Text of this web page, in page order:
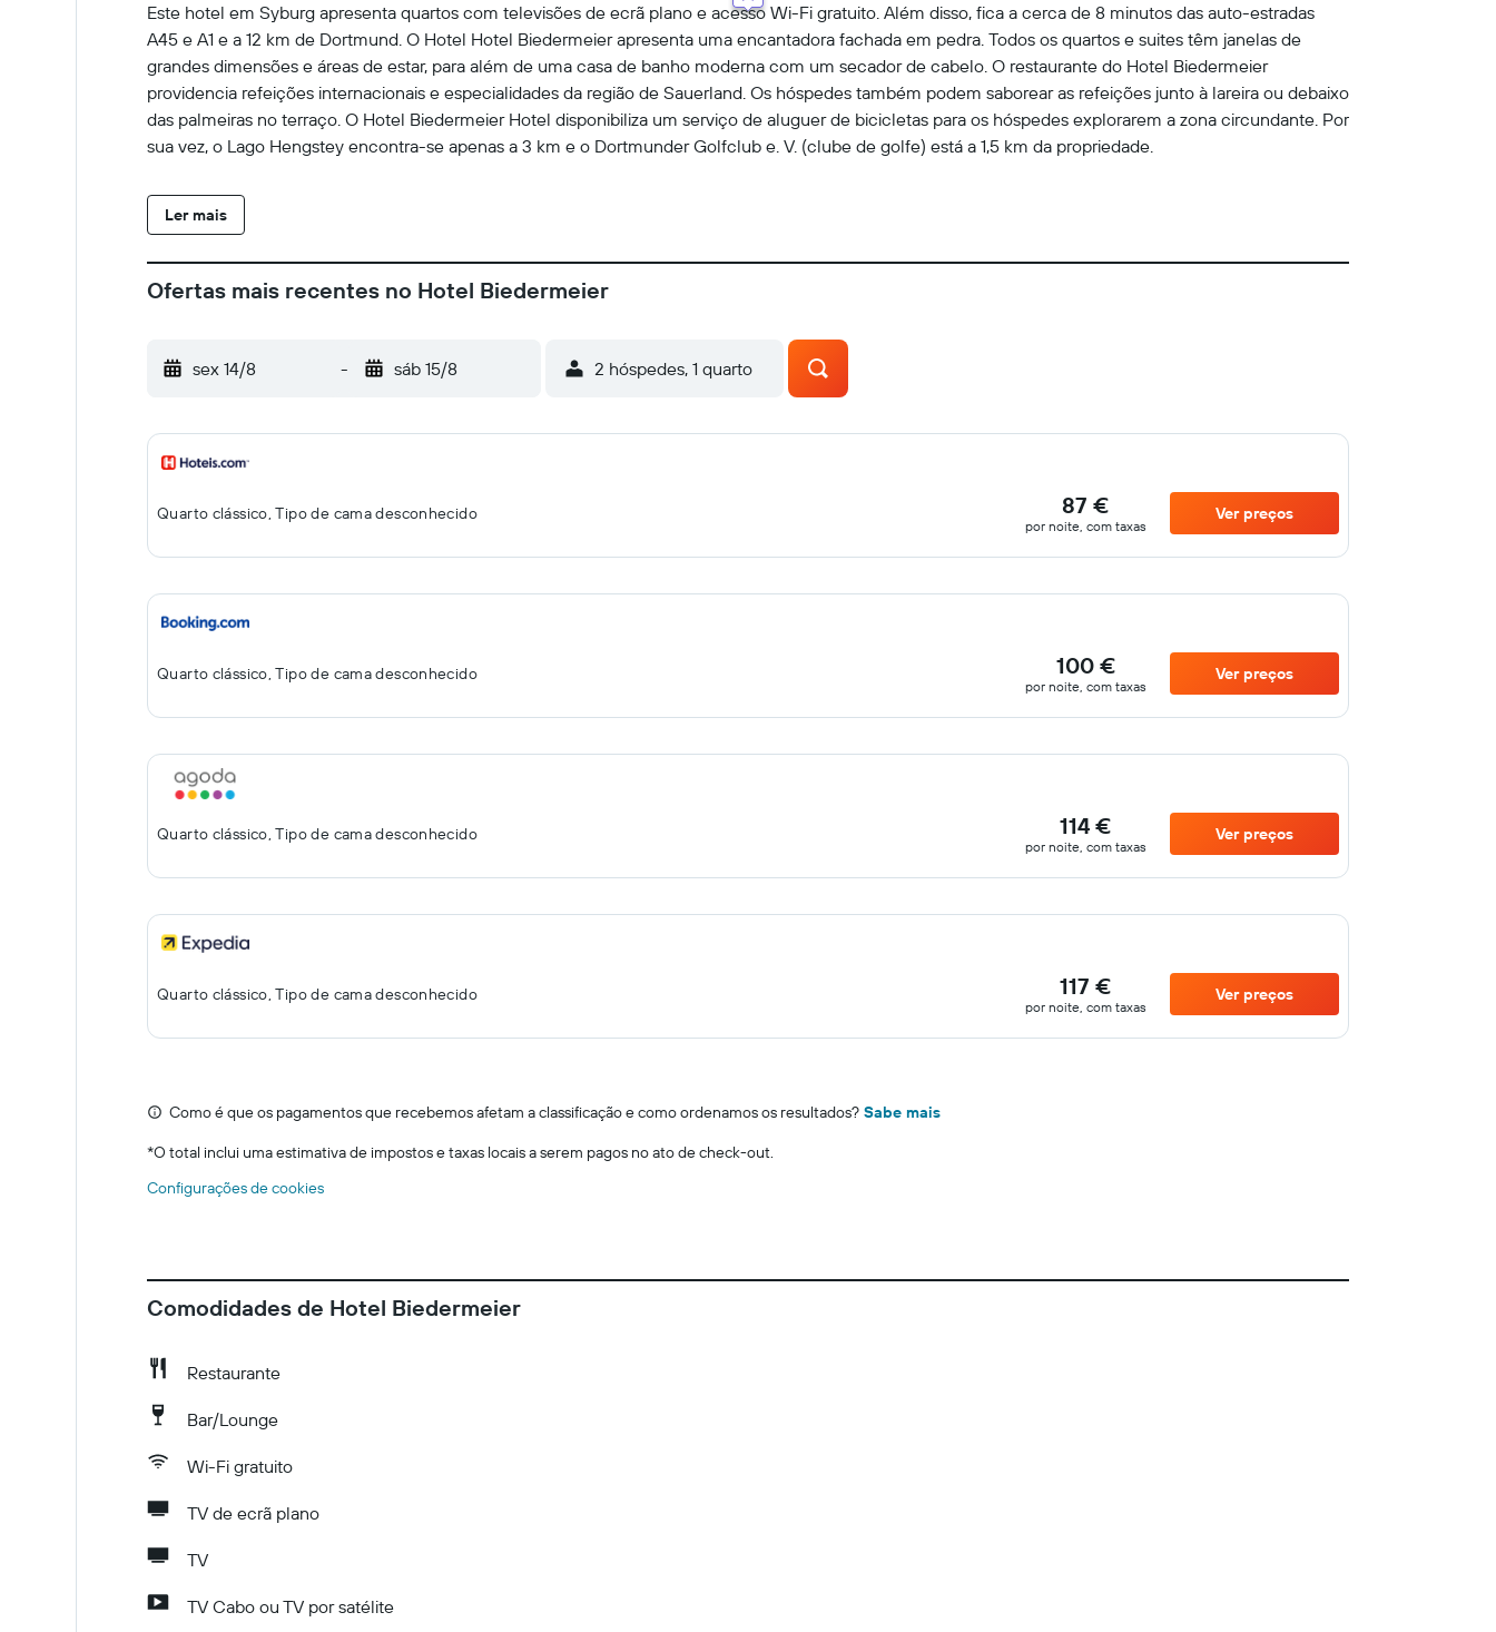
Este hotel em Syburg apresenta quartos com televisões de ecrã plano e acesso Wi-Fi gratuito. Além disso, fica a cerca de 8 minutos das auto-estradas
A45 e A1 e a 12 km de Dortmund. O Hotel Hotel Biedermeier apresenta uma encantadora fachada em pedra. Todos os quartos e suites têm janelas de
grandes dimensões e áreas de estar, para além de uma casa de banho moderna com um secador de cabelo. O restaurante do Hotel Biedermeier
providencia refeições internacionais e especialidades da região de Sauerland. Os hóspedes também podem saborear as refeições junto à lareira ou debaixo
das palmeiras no terraço. O Hotel Biedermeier Hotel disponibiliza um serviço de aluguer de bicicletas para os hóspedes explorarem a zona circundante. Por
sua vez, o Lago Hengstey encontra-se apenas a 3 km e o Dortmunder Golfclub e. V. (clube de golfe) está a 1,5 km da propriedade.
Ler mais
Ofertas mais recentes no Hotel Biedermeier
sex 14/8 - sáb 15/8 2 hóspedes, 1 quarto
Quarto clássico, Tipo de cama desconhecido 87 €
por noite, com taxas
Ver preços
Quarto clássico, Tipo de cama desconhecido 100 €
por noite, com taxas
Ver preços
Quarto clássico, Tipo de cama desconhecido 114 €
por noite, com taxas
Ver preços
Quarto clássico, Tipo de cama desconhecido 117 €
por noite, com taxas
Ver preços
Como é que os pagamentos que recebemos afetam a classificação e como ordenamos os resultados? Sabe mais
*O total inclui uma estimativa de impostos e taxas locais a serem pagos no ato de check-out.
Configurações de cookies
Comodidades de Hotel Biedermeier
Restaurante
Bar/Lounge
Wi-Fi gratuito
TV de ecrã plano
TV
TV Cabo ou TV por satélite